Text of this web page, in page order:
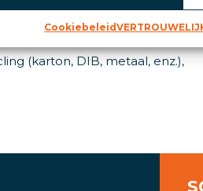
Cookiebeleid
te beheren,
(karton, DIB, metaal, enz.),